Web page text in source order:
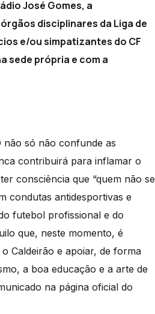
José Gomes, a
disciplinares da Liga de
e/ou simpatizantes do CF
sede própria e com a
só não confunde as
contribuirá para inflamar o
consciência que “quem não se
condutas antidesportivas e
futebol profissional e do
que, neste momento, é
Caldeirão e apoiar, de forma
a boa educação e a arte de
na página oficial do